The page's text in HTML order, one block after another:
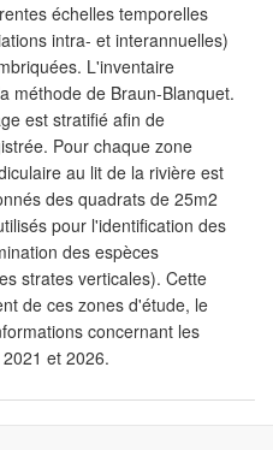
échelles temporelles
intra- et interannuelles)
L'inventaire
méthode de Braun-Blanquet.
est stratifié afin de
Pour chaque zone
au lit de la rivière est
des quadrats de 25m2
pour l'identification des
des espèces
strates verticales). Cette
de ces zones d'étude, le
concernant les
et 2026.